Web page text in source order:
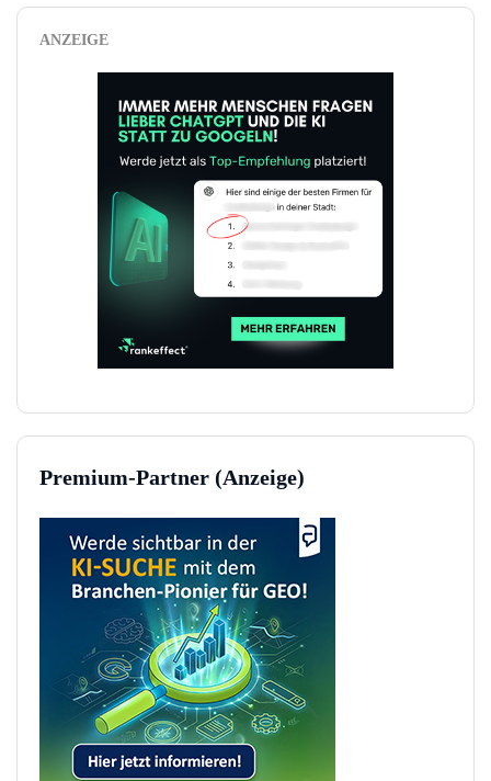
ANZEIGE
Premium-Partner (Anzeige)